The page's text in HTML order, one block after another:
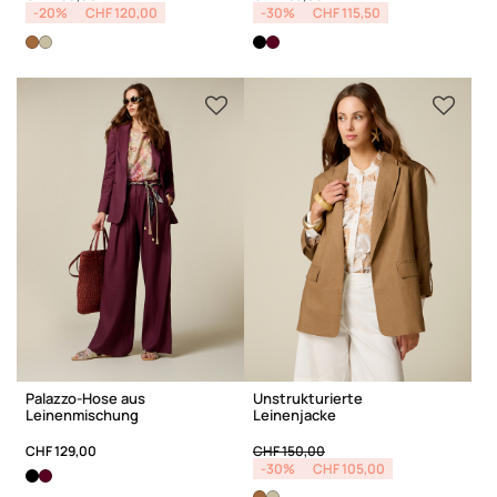
-20%
CHF 120,00
-30%
CHF 115,50
Palazzo-Hose aus
Leinenmischung
CHF 129,00
Unstrukturierte
Leinenjacke
Price reduced from
CHF 150,00to
-30%
CHF 105,00